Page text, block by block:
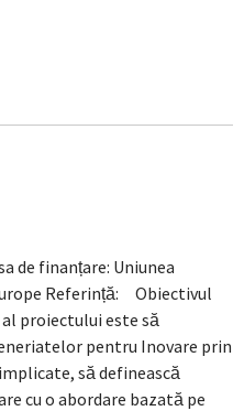
de finanțare: Uniunea
Referință: Obiectivul
proiectului este să
pentru Inovare prin
să definească
cu o abordare bazată pe